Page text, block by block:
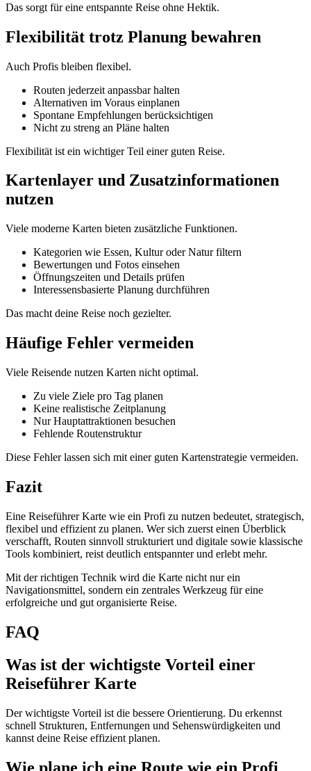
Das sorgt für eine entspannte Reise ohne Hektik.
Flexibilität trotz Planung bewahren
Auch Profis bleiben flexibel.
Routen jederzeit anpassbar halten
Alternativen im Voraus einplanen
Spontane Empfehlungen berücksichtigen
Nicht zu streng an Pläne halten
Flexibilität ist ein wichtiger Teil einer guten Reise.
Kartenlayer und Zusatzinformationen
nutzen
Viele moderne Karten bieten zusätzliche Funktionen.
Kategorien wie Essen, Kultur oder Natur filtern
Bewertungen und Fotos einsehen
Öffnungszeiten und Details prüfen
Interessensbasierte Planung durchführen
Das macht deine Reise noch gezielter.
Häufige Fehler vermeiden
Viele Reisende nutzen Karten nicht optimal.
Zu viele Ziele pro Tag planen
Keine realistische Zeitplanung
Nur Hauptattraktionen besuchen
Fehlende Routenstruktur
Diese Fehler lassen sich mit einer guten Kartenstrategie vermeiden.
Fazit
Eine Reiseführer Karte wie ein Profi zu nutzen bedeutet, strategisch,
flexibel und effizient zu planen. Wer sich zuerst einen Überblick
verschafft, Routen sinnvoll strukturiert und digitale sowie klassische
Tools kombiniert, reist deutlich entspannter und erlebt mehr.
Mit der richtigen Technik wird die Karte nicht nur ein
Navigationsmittel, sondern ein zentrales Werkzeug für eine
erfolgreiche und gut organisierte Reise.
FAQ
Was ist der wichtigste Vorteil einer
Reiseführer Karte
Der wichtigste Vorteil ist die bessere Orientierung. Du erkennst
schnell Strukturen, Entfernungen und Sehenswürdigkeiten und
kannst deine Reise effizient planen.
Wie plane ich eine Route wie ein Profi